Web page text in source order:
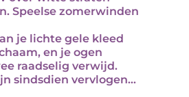
Speelse zomerwinden
je lichte gele kleed
en je ogen
raadselig verwijd.
sindsdien vervlogen...